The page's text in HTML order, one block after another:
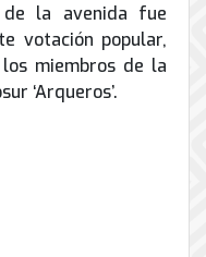
de la avenida fue
votación popular,
miembros de la
‘Arqueros’.